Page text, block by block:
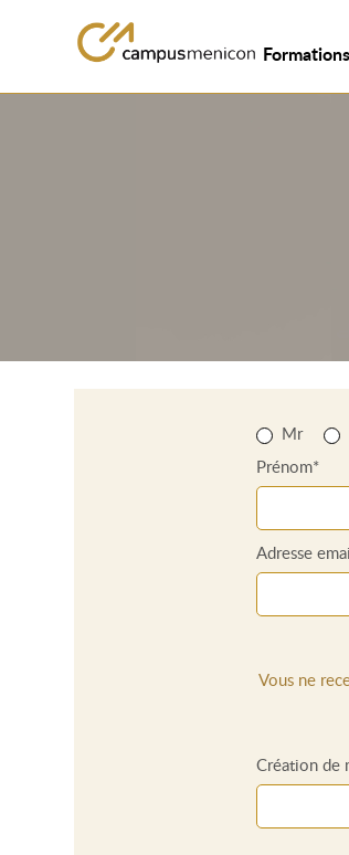
Mr
Prénom*
Adresse
Vous ne
Création de